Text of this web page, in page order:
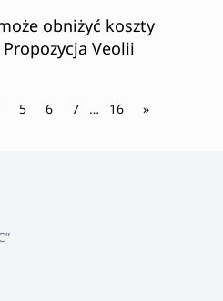
obniżyć koszty
Veolii
5 6 7 … 16 »